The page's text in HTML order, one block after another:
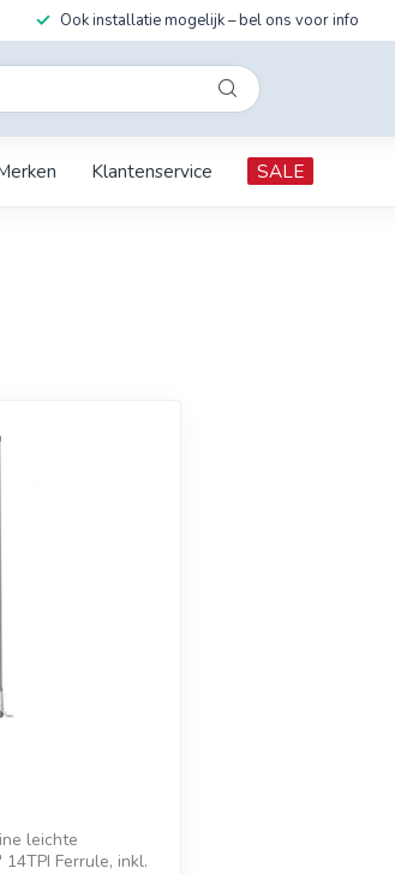
Ook installatie mogelijk – bel ons voor info
Klantenservice SALE
leichte
Ferrule, inkl.